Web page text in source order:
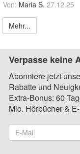
Von: Maria S. 27.12.25
Mehr...
Verpasse keine
Abonniere jetzt
Rabatte und
Extra-Bonus: 60
Mio. Hörbücher &